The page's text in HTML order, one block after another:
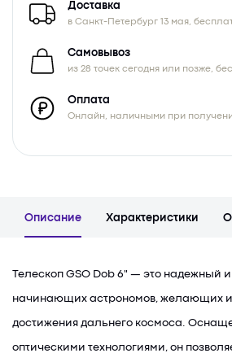
Доставка
в Санкт-Петербург 13 мая,
Самовывоз
из 28 точек сегодня или позже,
Оплата
Онлайн, наличными при
Описание Характеристики
Телескоп GSO Dob 6" — это надежный
начинающих астрономов, желающих
достижения дальнего космоса.
оптическими технологиями, он